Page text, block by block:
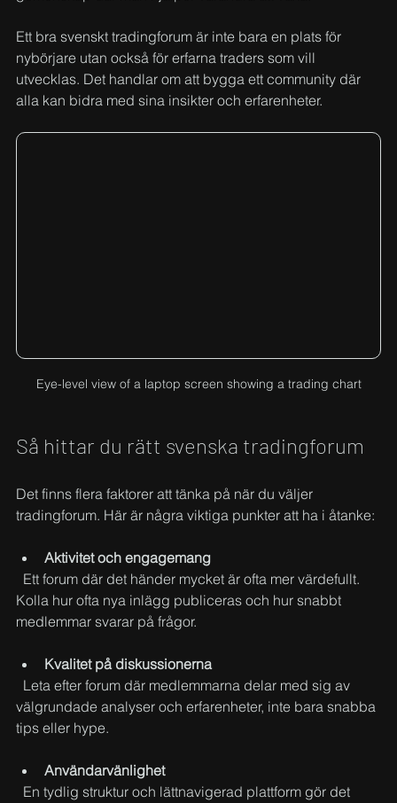
Ett bra svenskt tradingforum är inte bara en plats för
nybörjare utan också för erfarna traders som vill
utvecklas. Det handlar om att bygga ett community där
alla kan bidra med sina insikter och erfarenheter.
Eye-level view of a laptop screen showing a trading chart
Så hittar du rätt svenska tradingforum
Det finns flera faktorer att tänka på när du väljer
tradingforum. Här är några viktiga punkter att ha i åtanke:
Aktivitet och engagemang
Kolla hur ofta nya inlägg publiceras och hur snabbt
medlemmar svarar på frågor.
Kvalitet på diskussionerna
välgrundade analyser och erfarenheter, inte bara snabba
tips eller hype.
Användarvänlighet